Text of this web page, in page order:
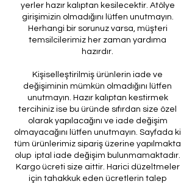
yerler hazır kalıptan kesilecektir. Atölye
girişimizin olmadığını lütfen unutmayın.
Herhangi bir sorunuz varsa, müşteri
temsilcilerimiz her zaman yardıma
hazırdır.
Kişiselleştirilmiş ürünlerin iade ve
değişiminin mümkün olmadığını lütfen
unutmayın. Hazır kalıptan kestirmek
tercihiniz ise bu üründe sıfırdan size özel
olarak yapılacağını ve iade değişim
olmayacağını lütfen unutmayın. Sayfada ki
tüm ürünlerimiz sipariş üzerine yapılmakta
olup iptal iade değişim bulunmamaktadır.
Kargo ücreti size aittir. Harici düzeltmeler
için tahakkuk eden ücretlerin talep